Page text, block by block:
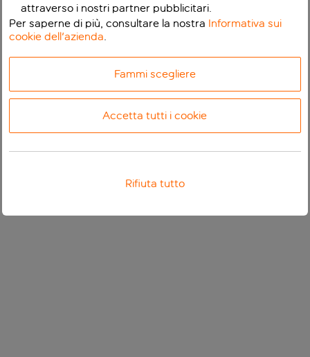
attraverso i nostri partner pubblicitari.
Per saperne di più, consultare la nostra Informativa sui
cookie dell'azienda.
Fammi scegliere
Accetta tutti i cookie
Rifiuta tutto